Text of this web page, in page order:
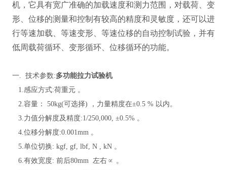
机，它具有宽广准确的加载速度和测力范围，对载荷、变
形、位移的测量和控制有较高的精度和灵敏度，还可以进
行等速加载、等速变形、等速位移的自动控制试验，并有
低周载荷循环、变形循环、位移循环的功能。
一. 技术参数:多功能拉力试验机
1.感应方式:荷重元 。
2.容量： 50kg(可选择) ，力量精度在±0.5 % 以内。
3.力值分解度及精度:1/250,000, ±0.5% 。
4.位移分解度:0.001mm 。
5.单位切换: kgf, gf, lbf, N , kN 。
6.有效宽度: 前后80mm 左右∝ 。